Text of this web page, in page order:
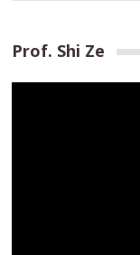
Prof. Shi Ze